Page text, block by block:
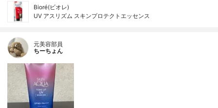
Bioré(ビオレ)
UV アスリズム スキンプロテクトエッセンス
元美容部員
ちーちょん